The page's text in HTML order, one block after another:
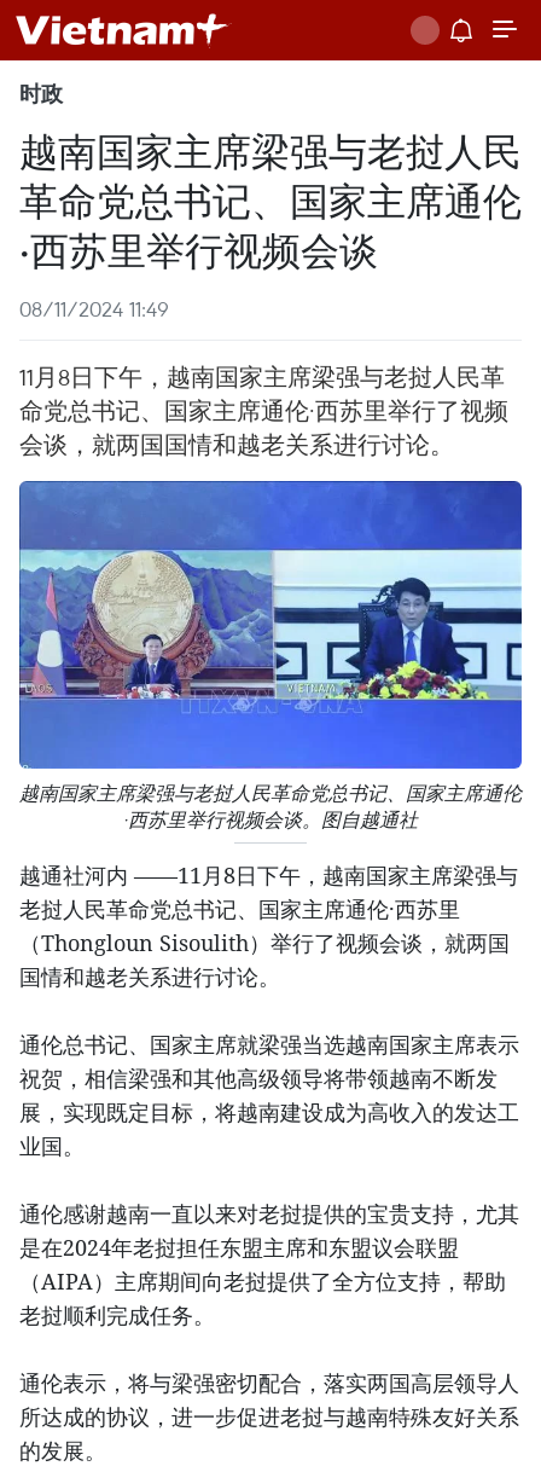
时政
越南国家主席梁强与老挝人民
革命党总书记、国家主席通伦
·西苏里举行视频会谈
08/11/2024 11:49
11月8日下午，越南国家主席梁强与老挝人民革
命党总书记、国家主席通伦·西苏里举行了视频
会谈，就两国国情和越老关系进行讨论。
越南国家主席梁强与老挝人民革命党总书记、国家主席通伦
·西苏里举行视频会谈。图自越通社
越通社河内 ——11月8日下午，越南国家主席梁强与
老挝人民革命党总书记、国家主席通伦·西苏里
（Thongloun Sisoulith）举行了视频会谈，就两国
国情和越老关系进行讨论。
通伦总书记、国家主席就梁强当选越南国家主席表示
祝贺，相信梁强和其他高级领导将带领越南不断发
展，实现既定目标，将越南建设成为高收入的发达工
业国。
通伦感谢越南一直以来对老挝提供的宝贵支持，尤其
是在2024年老挝担任东盟主席和东盟议会联盟
（AIPA）主席期间向老挝提供了全方位支持，帮助
老挝顺利完成任务。
通伦表示，将与梁强密切配合，落实两国高层领导人
所达成的协议，进一步促进老挝与越南特殊友好关系
的发展。